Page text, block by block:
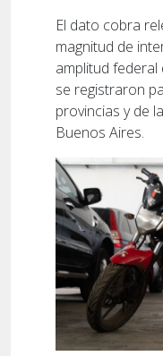
El dato cobra
magnitud de
amplitud federal
se registraron
provincias y de
Buenos Aires.